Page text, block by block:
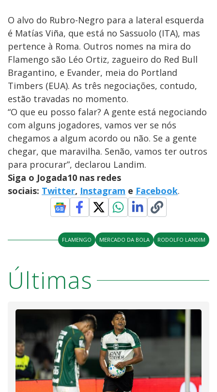
O alvo do Rubro-Negro para a lateral esquerda
é Matías Viña, que está no Sassuolo (ITA), mas
pertence à Roma. Outros nomes na mira do
Flamengo são Léo Ortiz, zagueiro do Red Bull
Bragantino, e Evander, meia do Portland
Timbers (EUA). As três negociações, contudo,
estão travadas no momento.
“O que eu posso falar? A gente está negociando
com alguns jogadores, vamos ver se nós
chegamos a algum acordo ou não. Se a gente
chegar, que maravilha. Senão, vamos ter outros
para procurar”, declarou Landim.
Siga o Jogada10 nas redes
sociais: Twitter, Instagram e Facebook.
FLAMENGO MERCADO DA BOLA RODOLFO LANDIM
Últimas